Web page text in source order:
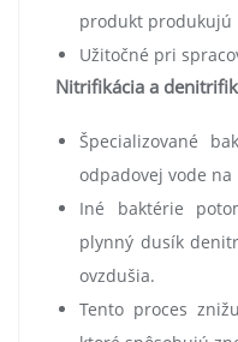
produkt produkujú
Užitočné pri
Nitrifikácia a
Špecializované
odpadovej vode
Iné baktérie
plynný dusík
ovzdušia.
Tento proces